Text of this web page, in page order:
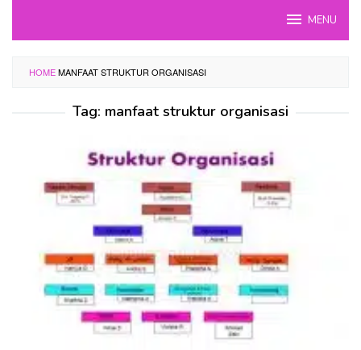
MENU
HOMEMANFAAT STRUKTUR ORGANISASI
Tag: manfaat struktur organisasi